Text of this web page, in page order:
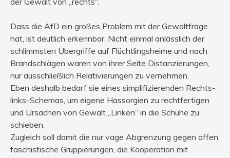
Dass die AfD ein großes Problem mit der Gewaltfrage
hat, ist deutlich erkennbar. Nicht einmal anlässlich der
schlimmsten Übergriffe auf Flüchtlingsheime und nach
Brandschlägen waren von ihrer Seite Distanzierungen,
nur ausschließlich Relativierungen zu vernehmen.
Eben deshalb bedarf sie eines simplifizierenden Rechts-
links-Schemas, um eigene Hassorgien zu rechtfertigen
und Ursachen von Gewalt „Linken“ in die Schuhe zu
schieben.
Zugleich soll damit die nur vage Abgrenzung gegen offen
faschistische Gruppierungen, die Kooperation mit